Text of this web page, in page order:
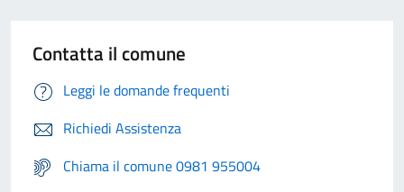
Contatta il comune
Leggi le domande frequenti
Richiedi Assistenza
Chiama il comune 0981 955004